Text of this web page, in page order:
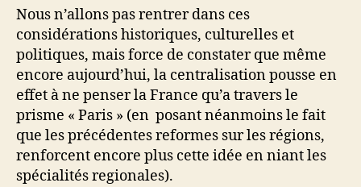
Nous n’allons pas rentrer dans ces
considérations historiques, culturelles et
politiques, mais force de constater que même
encore aujourd’hui, la centralisation pousse en
effet à ne penser la France qu’a travers le
prisme « Paris » (en posant néanmoins le fait
que les précédentes reformes sur les régions,
renforcent encore plus cette idée en niant les
spécialités regionales).